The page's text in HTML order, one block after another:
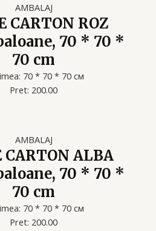
AMBALAJ
CARTON ROZ
70 * 70 *
70 cm
70 * 70 * 70 см
Pret: 200.00
AMBALAJ
CARTON ALBA
70 * 70 *
70 cm
70 * 70 * 70 см
Pret: 200.00